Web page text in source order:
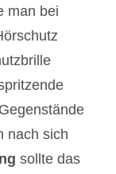
man bei
nach sich
sollte das